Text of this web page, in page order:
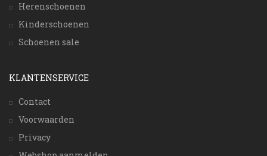
Herenschoenen
Kinderschoenen
Schoenen sale
KLANTENSERVICE
Contact
Voorwaarden
Privacy